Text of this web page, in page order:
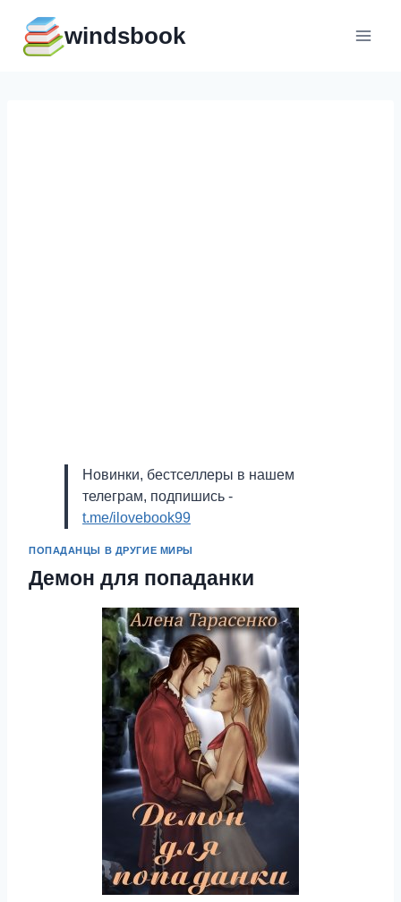
содержимому
windsbook
Новинки, бестселлеры в нашем
телеграм, подпишись -
t.me/ilovebook99
ПОПАДАНЦЫ В ДРУГИЕ МИРЫ
Демон для попаданки